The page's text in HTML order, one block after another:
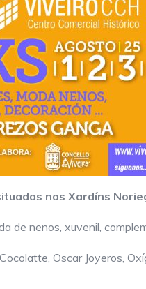
nos Xardíns
nenos, xuvenil,
Oscar Joyeros,